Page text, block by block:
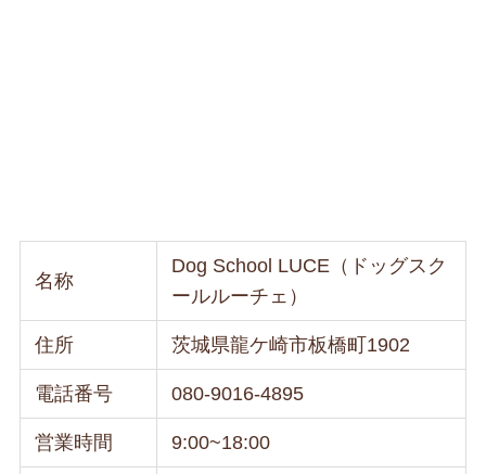
名称
Dog School LUCE（ドッグスク
ールルーチェ）
住所 茨城県龍ケ崎市板橋町1902
電話番号 080-9016-4895
営業時間 9:00~18:00